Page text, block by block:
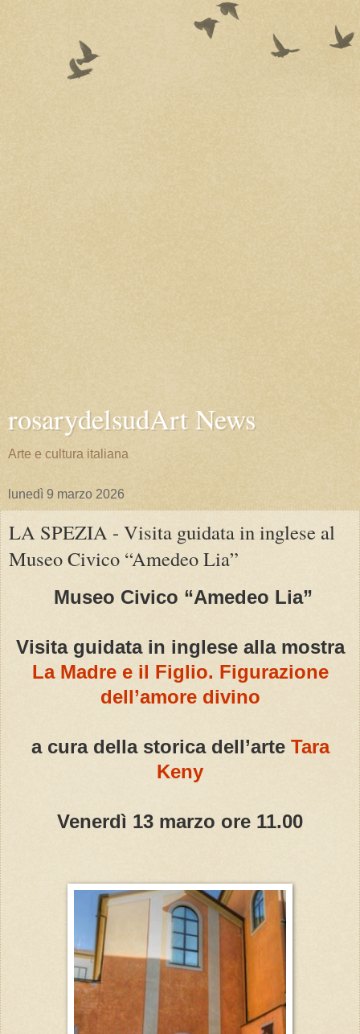
rosarydelsudArt News
Arte e cultura italiana
lunedì 9 marzo 2026
LA SPEZIA - Visita guidata in inglese al
Museo Civico “Amedeo Lia”
Museo Civico “Amedeo Lia”
Visita guidata in inglese alla mostra
La Madre e il Figlio. Figurazione
dell’amore divino
a cura della storica dell’arte Tara
Keny
Venerdì 13 marzo ore 11.00